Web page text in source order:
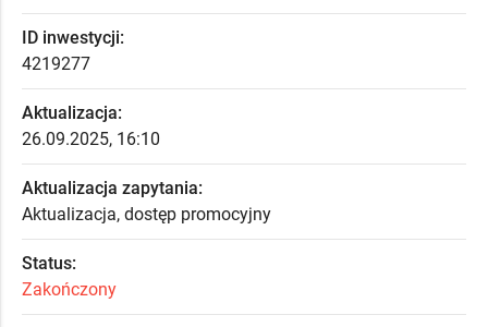
ID inwestycji:
4219277
Aktualizacja:
26.09.2025, 16:10
Aktualizacja zapytania:
Aktualizacja, dostęp promocyjny
Status:
Zakończony